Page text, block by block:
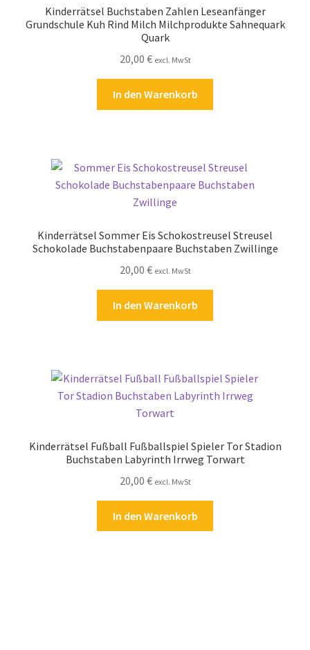
Kinderrätsel Buchstaben Zahlen Leseanfänger
Grundschule Kuh Rind Milch Milchprodukte Sahnequark
Quark
20,00 € excl. MwSt
In den Warenkorb
Kinderrätsel Sommer Eis Schokostreusel Streusel
Schokolade Buchstabenpaare Buchstaben Zwillinge
20,00 € excl. MwSt
In den Warenkorb
Kinderrätsel Fußball Fußballspiel Spieler Tor Stadion
Buchstaben Labyrinth Irrweg Torwart
20,00 € excl. MwSt
In den Warenkorb